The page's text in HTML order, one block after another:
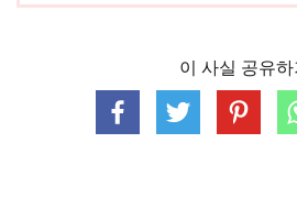
이 사실 공유하